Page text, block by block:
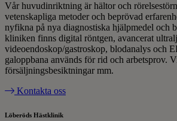
Vår huvudinriktning är hältor och
vetenskapliga metoder och beprövad
nyfikna på nya diagnostiska hjälpmedel och
kliniken finns digital röntgen, avancerat
videoendoskop/gastroskop, blodanalys och
galoppbana används för rid och arbetsprov.
försäljningsbesiktningar mm.
Kontakta oss
Löberöds Hästklinik